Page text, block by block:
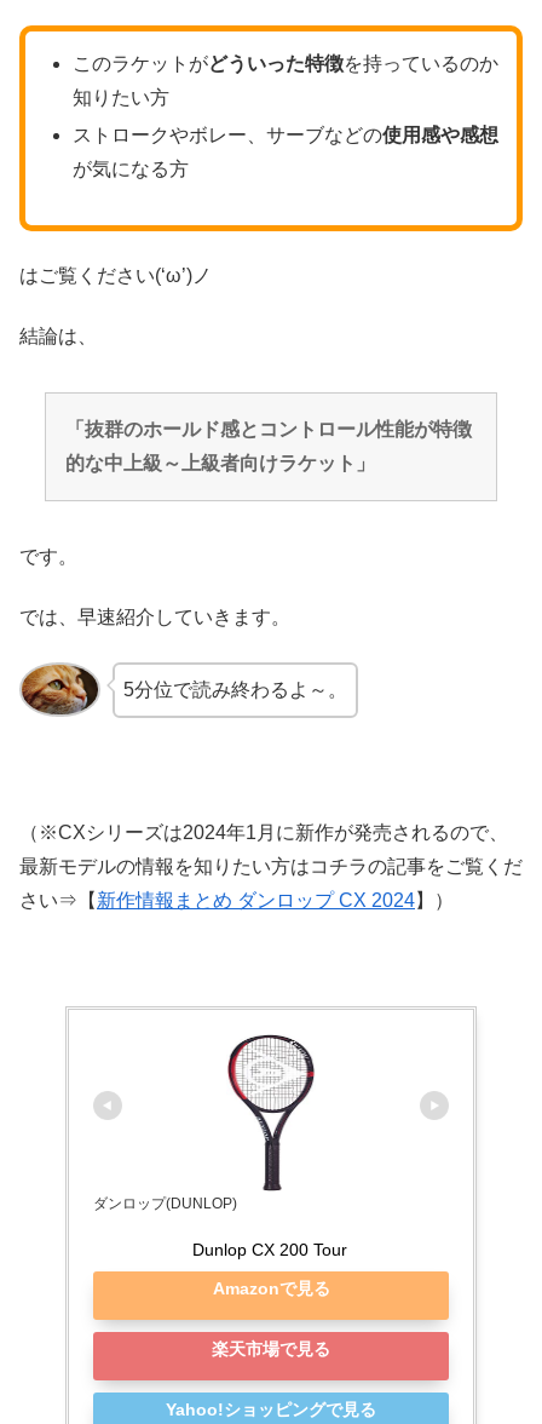
このラケットがどういった特徴を持っているのか
知りたい方
ストロークやボレー、サーブなどの使用感や感想
が気になる方
はご覧ください(‘ω’)ノ
結論は、
「抜群のホールド感とコントロール性能が特徴
的な中上級～上級者向けラケット」
です。
では、早速紹介していきます。
5分位で読み終わるよ～。
（※CXシリーズは2024年1月に新作が発売されるので、
最新モデルの情報を知りたい方はコチラの記事をご覧くだ
さい⇒【 新作情報まとめ ダンロップ CX 2024】）
ダンロップ(DUNLOP)
Dunlop CX 200 Tour
Amazonで見る
楽天市場で見る
Yahoo!ショッピングで見る